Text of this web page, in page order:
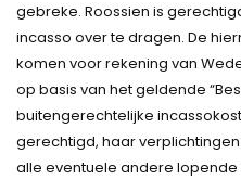
gebreke. Roossien is
incasso over te dragen. De
komen voor rekening van
op basis van het geldende
buitengerechtelijke
gerechtigd, haar
alle eventuele andere